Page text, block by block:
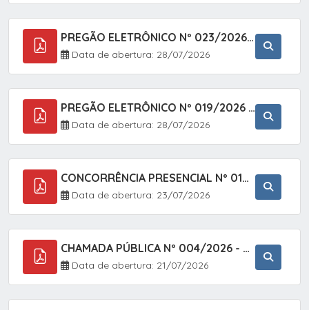
PREGÃO ELETRÔNICO Nº 023/2026 - AQUISIÇÃO DE ENXOVAL INFANTIL, EM ATENDIMENTO À SECRETARIA MUNICIPAL DE EDUCAÇÃO, ATRAVÉS DO SISTEMA DE REGISTRO DE PREÇOS (SRP).
Data de abertura: 28/07/2026
PREGÃO ELETRÔNICO Nº 019/2026 - ONTRATAÇÃO DE EMPRESA ESPECIALIZADA PARA A PRESTAÇÃO DE SERVIÇOS VETERINÁRIOS CLÍNICOS E CIRÚRGICOS, COM FOCO EM AÇÕES DE SAÚDE PÚBLICA, BEM-ESTAR ANIMAL E CONTROLE POPULACIONAL ÉTICO DE CÃES E GATOS, EM ATENDIMENTO À
Data de abertura: 28/07/2026
CONCORRÊNCIA PRESENCIAL Nº 018/2026 - PAVIMENTAÇÃO ASFÁLTICA NO BAIRRO VOTUPOCA ? ESTRADA DA RAPOSA, NO MUNICÍPIO DE SETE BARRAS/SP
Data de abertura: 23/07/2026
CHAMADA PÚBLICA Nº 004/2026 - AQUISIÇÃO DE GÊNEROS ALIMENTÍCIOS DA AGRICULTURA FAMILIAR PARA ALIMENTAÇÃO ESCOLAR COM DISPENSA DE LICITAÇÃO, LEI N.º 11.947, DE 16/07/2009, RESOLUÇÃO N.º 26 DO FNDE, DE 17/06/2013 E ALTERAÇÕES E A LEI FEDERAL Nº 14.133/
Data de abertura: 21/07/2026